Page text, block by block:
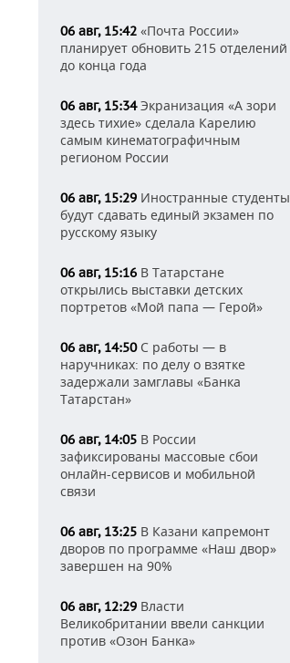
06 авг, 15:42 «Почта России»
планирует обновить 215 отделений
до конца года
06 авг, 15:34Экранизация «А зори
здесь тихие» сделала Карелию
самым кинематографичным
регионом России
06 авг, 15:29 Иностранные студенты
будут сдавать единый экзамен по
русскому языку
06 авг, 15:16 В Татарстане
открылись выставки детских
портретов «Мой папа — Герой»
06 авг, 14:50С работы — в
наручниках: по делу о взятке
задержали замглавы «Банка
Татарстан»
06 авг, 14:05 В России
зафиксированы массовые сбои
онлайн-сервисов и мобильной
связи
06 авг, 13:25 В Казани капремонт
дворов по программе «Наш двор»
завершен на 90%
06 авг, 12:29 Власти
Великобритании ввели санкции
против «Озон Банка»